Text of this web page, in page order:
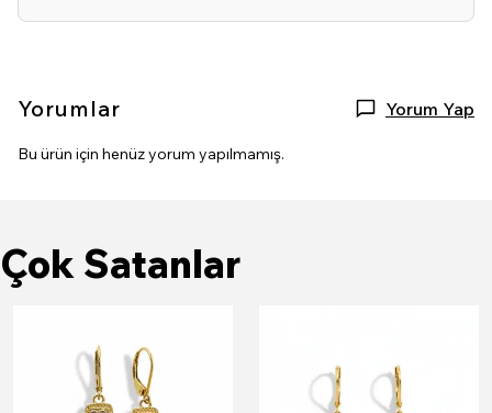
Yorumlar Yorum Yap
Bu ürün için henüz yorum yapılmamış.
Çok Satanlar